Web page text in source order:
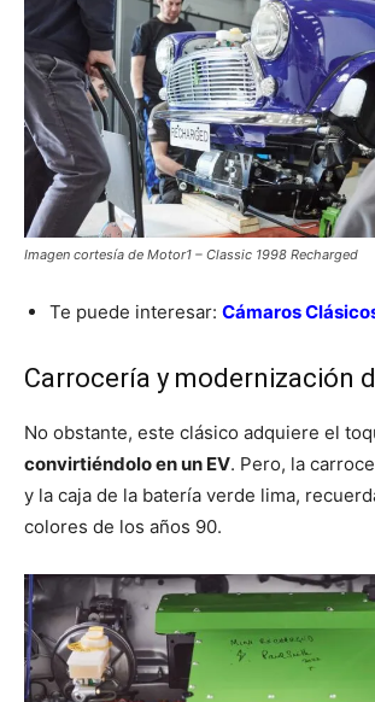
Imagen cortesía de Motor1 – Classic 1998 Recharged
Te puede interesar: Cámaros
Carrocería y modernización
No obstante, este clásico adquiere el
convirtiéndolo en un EV. Pero, la
y la caja de la batería verde lima,
colores de los años 90.